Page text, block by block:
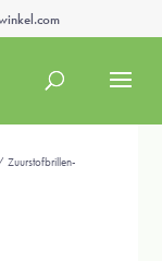
Zuurstofbrillen-